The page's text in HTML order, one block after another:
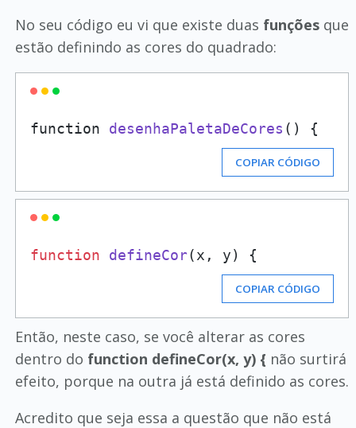
No seu código eu vi que existe duas funçõesque
estão definindo as cores do quadrado:
function desenhaPaletaDeCores () {
COPIAR CÓDIGO
function defineCor(x, y) {
COPIAR CÓDIGO
Então, neste caso, se você alterar as cores
dentro do function defineCor(x, y) { não surtirá
efeito, porque na outra já está definido as cores.
Acredito que seja essa a questão que não está